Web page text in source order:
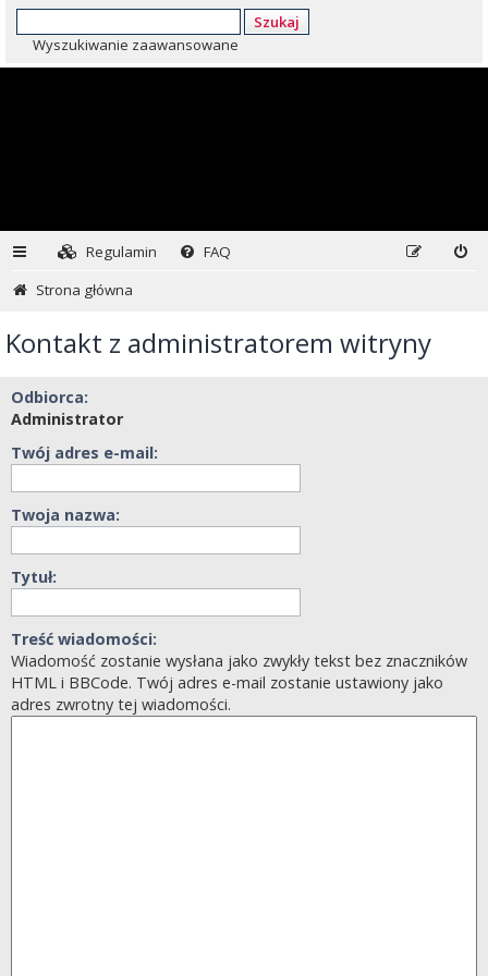
Szukaj
Wyszukiwanie zaawansowane
Regulamin
FAQ
Strona główna
Kontakt z administratorem witryny
Odbiorca:
Administrator
Twój adres e-mail:
Twoja nazwa:
Tytuł:
Treść wiadomości:
Wiadomość zostanie wysłana jako zwykły tekst bez znaczników
HTML i BBCode. Twój adres e-mail zostanie ustawiony jako
adres zwrotny tej wiadomości.